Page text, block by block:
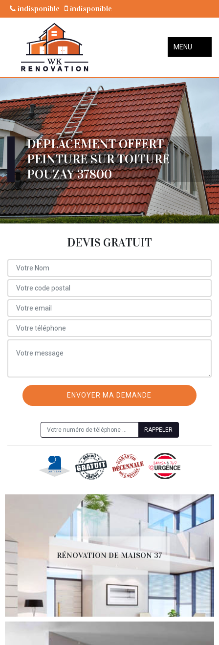
indisponible indisponible
MENU
DÉPLACEMENT OFFERT
PEINTURE SUR TOITURE
POUZAY 37800
DEVIS GRATUIT
RÉNOVATION DE MAISON 37